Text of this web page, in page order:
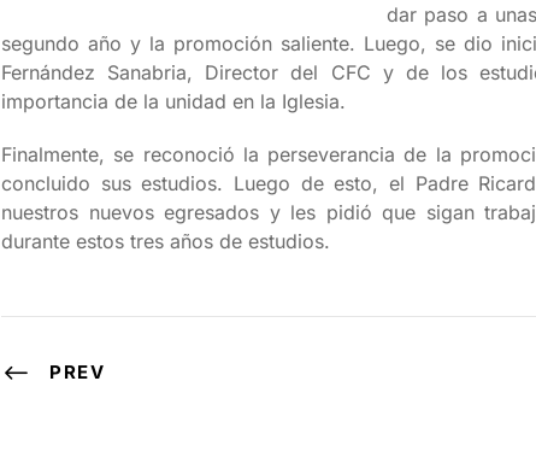
dar paso a
segundo año y la promoción saliente. Luego, se dio
Fernández Sanabria, Director del CFC y de los
importancia de la unidad en la Iglesia.
Finalmente, se reconoció la perseverancia de la
concluido sus estudios. Luego de esto, el Padre
nuestros nuevos egresados y les pidió que sigan
durante estos tres años de estudios.
PREV